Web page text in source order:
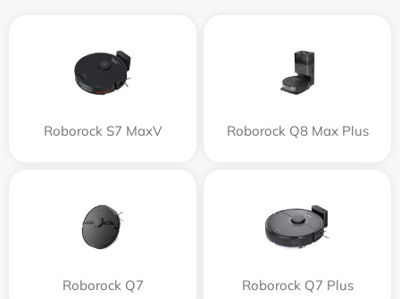
Roborock S7 MaxV Roborock Q8 Max Plus
Roborock Q7 Roborock Q7 Plus